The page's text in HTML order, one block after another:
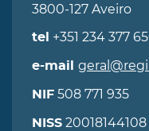
3800-127 Aveiro
tel +351 234 377
e-mail
NIF 508 771 935
NISS 20018144108